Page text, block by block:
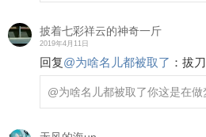
披着七彩祥云的神奇一斤
2019年4月11日
回复@为啥名儿都被取了 ： 拔
@为啥名儿都被取了你这是在做